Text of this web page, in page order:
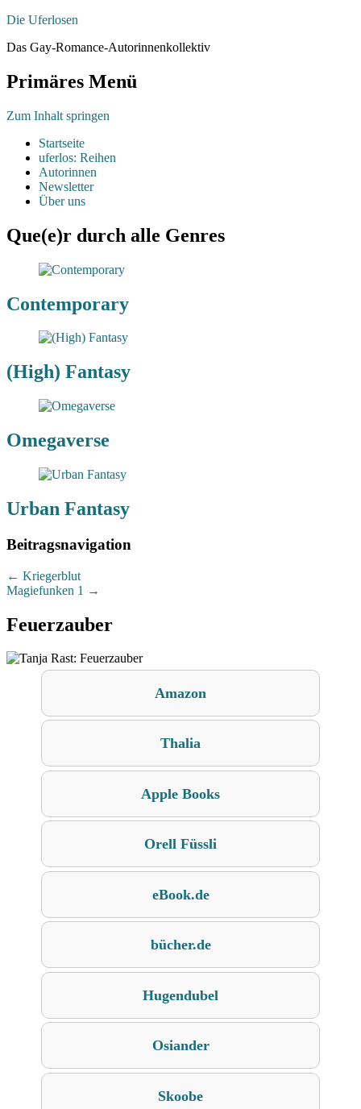
Die Uferlosen
Das Gay-Romance-Autorinnenkollektiv
Primäres Menü
Zum Inhalt springen
Startseite
uferlos: Reihen
Autorinnen
Newsletter
Über uns
Que(e)r durch alle Genres
Contemporary
(High) Fantasy
Omegaverse
Urban Fantasy
Beitragsnavigation
← Kriegerblut
Magiefunken 1 →
Feuerzauber
Amazon
Thalia
Apple Books
Orell Füssli
eBook.de
bücher.de
Hugendubel
Osiander
Skoobe